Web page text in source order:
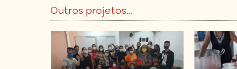
Outros projetos...